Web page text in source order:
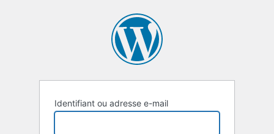
Identifiant ou adresse e-mail